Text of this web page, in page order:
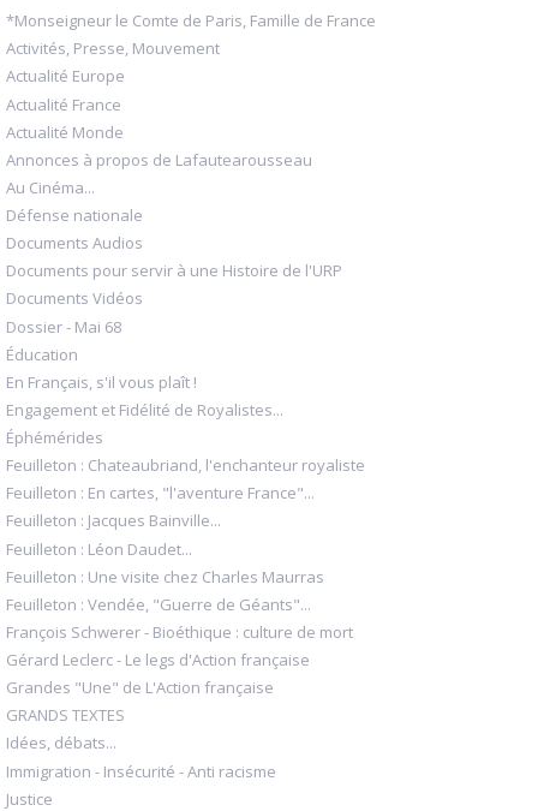
*Monseigneur le Comte de Paris, Famille de France
Activités, Presse, Mouvement
Actualité Europe
Actualité France
Actualité Monde
Annonces à propos de Lafautearousseau
Au Cinéma...
Défense nationale
Documents Audios
Documents pour servir à une Histoire de l'URP
Documents Vidéos
Dossier - Mai 68
Éducation
En Français, s'il vous plaît !
Engagement et Fidélité de Royalistes...
Éphémérides
Feuilleton : Chateaubriand, l'enchanteur royaliste
Feuilleton : En cartes, "l'aventure France"...
Feuilleton : Jacques Bainville...
Feuilleton : Léon Daudet...
Feuilleton : Une visite chez Charles Maurras
Feuilleton : Vendée, "Guerre de Géants"...
François Schwerer - Bioéthique : culture de mort
Gérard Leclerc - Le legs d'Action française
Grandes "Une" de L'Action française
GRANDS TEXTES
Idées, débats...
Immigration - Insécurité - Anti racisme
Justice